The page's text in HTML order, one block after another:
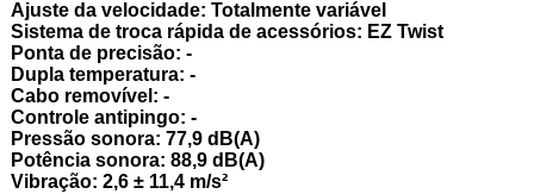
Ajuste da velocidade: Totalmente variável
Sistema de troca rápida de acessórios: EZ Twist
Ponta de precisão: -
Dupla temperatura: -
Cabo removível: -
Controle antipingo: -
Pressão sonora: 77,9 dB(A)
Potência sonora: 88,9 dB(A)
Vibração: 2,6 ± 11,4 m/s²